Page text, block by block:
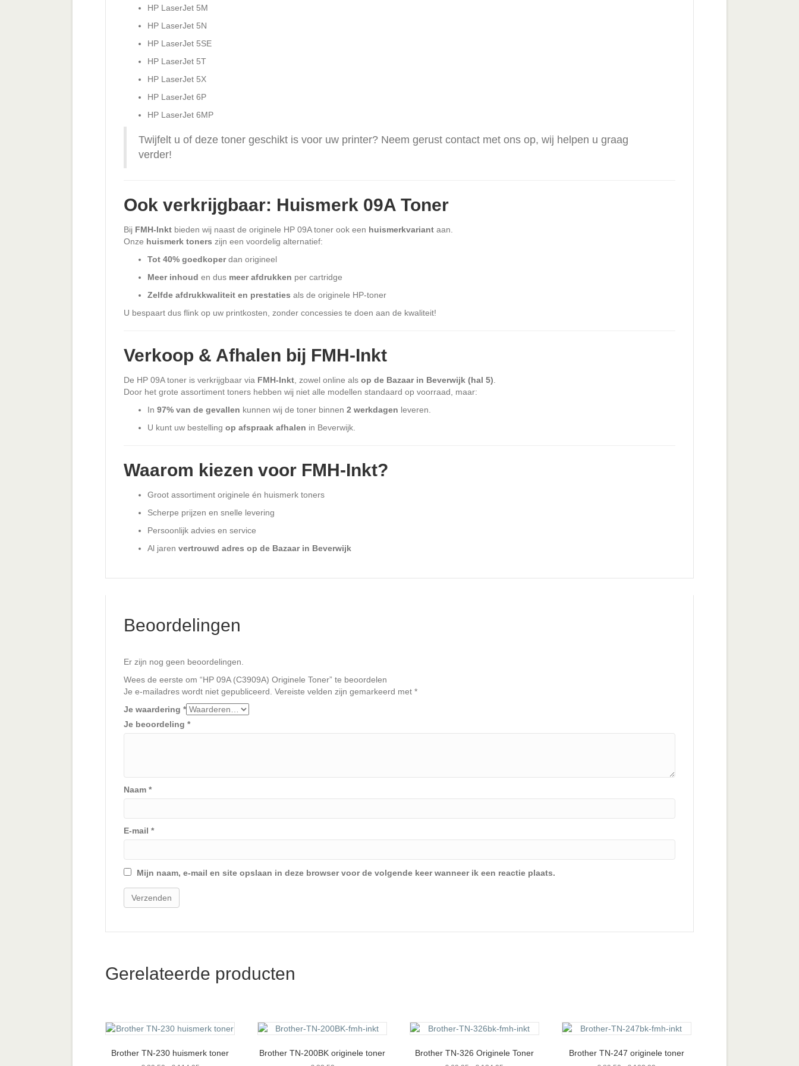
HP LaserJet 5M
HP LaserJet 5N
HP LaserJet 5SE
HP LaserJet 5T
HP LaserJet 5X
HP LaserJet 6P
HP LaserJet 6MP
Twijfelt u of deze toner geschikt is voor uw printer? Neem gerust contact met ons op, wij helpen u graag
verder!
Ook verkrijgbaar: Huismerk 09A Toner
Bij FMH-Inkt bieden wij naast de originele HP 09A toner ook een huismerkvariant aan.
Onze huismerk toners zijn een voordelig alternatief:
Tot 40% goedkoperdan origineel
Meer inhoud en dus meer afdrukken per cartridge
Zelfde afdrukkwaliteit en prestaties als de originele HP-toner
U bespaart dus flink op uw printkosten, zonder concessies te doen aan de kwaliteit!
Verkoop & Afhalen bij FMH-Inkt
De HP 09A toner is verkrijgbaar via FMH-Inkt, zowel online als op de Bazaar in Beverwijk (hal 5).
Door het grote assortiment toners hebben wij niet alle modellen standaard op voorraad, maar:
In 97% van de gevallen kunnen wij de toner binnen 2 werkdagen leveren.
U kunt uw bestelling op afspraak afhalen in Beverwijk.
Waarom kiezen voor FMH-Inkt?
Groot assortiment originele én huismerk toners
Scherpe prijzen en snelle levering
Persoonlijk advies en service
Al jaren vertrouwd adres op de Bazaar in Beverwijk
Beoordelingen
Er zijn nog geen beoordelingen.
Wees de eerste om “HP 09A (C3909A) Originele Toner” te beoordelen
Je e-mailadres wordt niet gepubliceerd. Vereiste velden zijn gemarkeerd met *
Je waardering *
Je beoordeling *
Naam *
E-mail *
Mijn naam, e-mail en site opslaan in deze browser voor de volgende keer wanneer ik een reactie plaats.
Gerelateerde producten
Brother TN-230 huismerk toner Brother TN-200BK originele toner Brother TN-326 Originele Toner Brother TN-247 originele toner